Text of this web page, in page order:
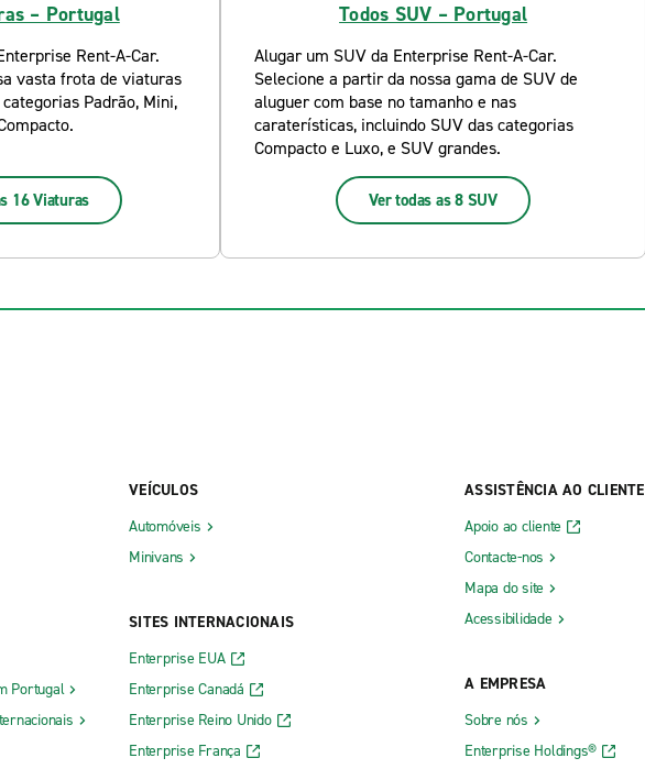
– Portugal
Rent-A-Car.
vasta frota de viaturas
Padrão, Mini,
16 Viaturas
Todos SUV – Portugal
Alugar um SUV da Enterprise Rent-A-Car.
Selecione a partir da nossa gama de SUV de
aluguer com base no tamanho e nas
caraterísticas, incluindo SUV das categorias
Compacto e Luxo, e SUV grandes.
Ver todas as 8 SUV
Portugal
VEÍCULOS
Automóveis
Minivans
SITES INTERNACIONAIS
Enterprise EUA
Enterprise Canadá
Enterprise Reino Unido
Enterprise França
ASSISTÊNCIA AO CLIENTE
Apoio ao cliente
Contacte-nos
Mapa do site
Acessibilidade
A EMPRESA
Sobre nós
Enterprise Holdings®